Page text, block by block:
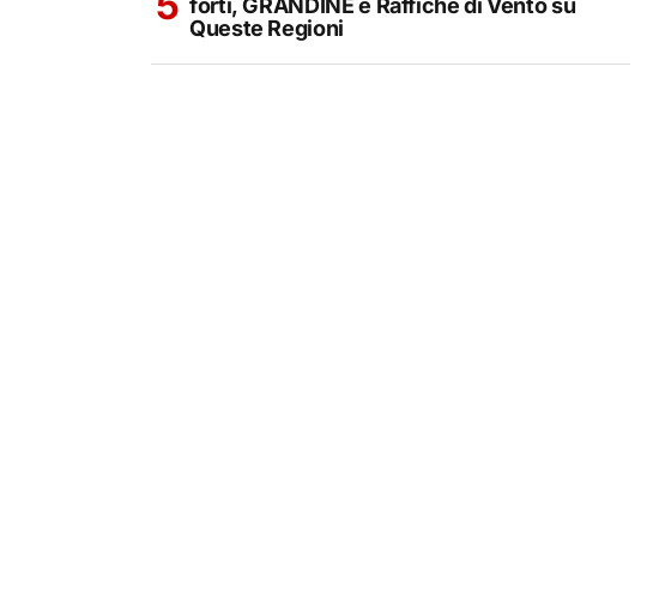
forti, GRANDINE e Raffiche di Vento su
Queste Regioni